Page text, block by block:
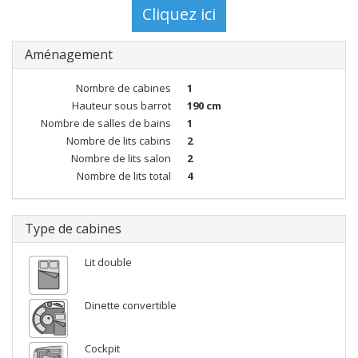
Aménagement
Nombre de cabines
1
Hauteur sous barrot
190 cm
Nombre de salles de bains
1
Nombre de lits cabins
2
Nombre de lits salon
2
Nombre de lits total
4
Type de cabines
Lit double
Dinette convertible
Cockpit